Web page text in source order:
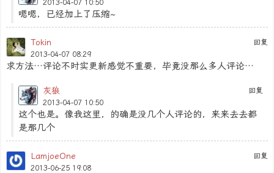
2013-04-07 10:50
嗯嗯，已经加上了压缩~
回复
Tokin
2013-04-07 08:29
求方法…评论不时实更新感觉不重要，毕竟没那么多人评论…
回复
灰狼
2013-04-07 10:50
这个也是。像我这里，的确是没几个人评论的，来来去去都
是那几个
回复
LamjoeOne
2013-06-25 19:08